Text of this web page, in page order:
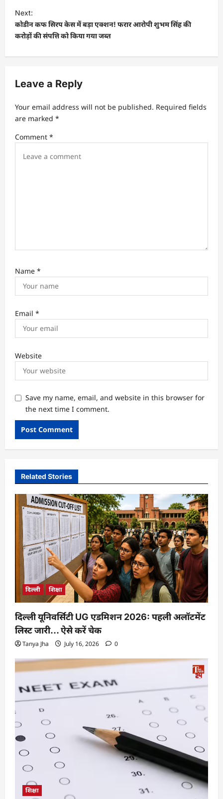
Next:
कोडीन कफ सिरप केस में बड़ा एक्शन! फरार आरोपी शुभम सिंह की
करोड़ों की संपत्ति को किया गया जब्त
Leave a Reply
Your email address will not be published. Required fields
are marked *
Comment *
Name *
Email *
Website
Save my name, email, and website in this browser for
the next time I comment.
Related Stories
दिल्ली शिक्षा
दिल्ली यूनिवर्सिटी UG एडमिशन 2026: पहली अलॉटमेंट
लिस्ट जारी… ऐसे करें चेक
Tanya Jha July 16, 2026 0
शिक्षा